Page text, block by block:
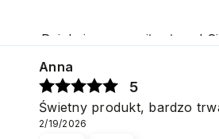
Dziękujemy za miłe słowa!
Anna
5
Świetny produkt, bardzo
2/19/2026